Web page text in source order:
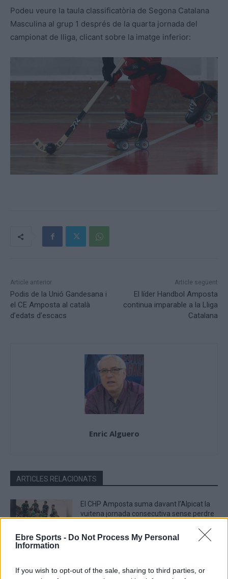
Ebre Sports - Do Not Process My Personal
Information
If you wish to opt-out of the sale, sharing to third parties, or
Podeu veure la taula classificatòria de Segona Catalana
Masculina al grup 1 després de la quarta jornada del
campionat de lliga, clicant sobre la imatge inferior:
Article anterior
Podis de la Unió Gandesana i
el CE Amposta al català
d’edats d’escacs
Article següent
El líder Handbol Amposta
continua imparable a la Lliga
Catalana
Enric Alguero
ARTICLES RELACIONATS
Hoquei Patins
El CHP Amposta suma davant l’Alpicat la
vuitena jornada consecutiva sense perdre
període per a mantenir la ratxa positiva